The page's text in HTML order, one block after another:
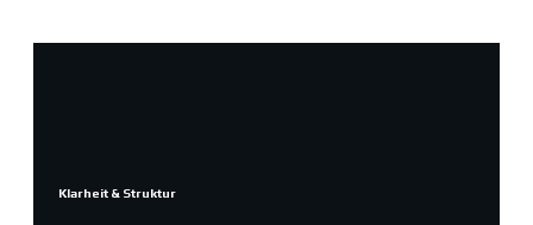
Klarheit & Struktur